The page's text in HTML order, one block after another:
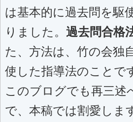
は基本的に過去問を駆
りました。 過去問合格
た、方法は、竹の会独
使した指導法のことで
このブログでも再三述
で、本稿では割愛しま